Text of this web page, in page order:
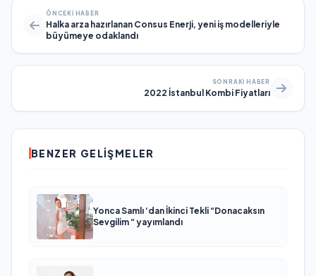
ÖNCEKI HABER
Halka arza hazırlanan Consus Enerji, yeni iş modelleriyle
büyümeye odaklandı
SONRAKI HABER
2022 İstanbul Kombi Fiyatları
BENZER GELIŞMELER
Yonca Samlı ‘dan İkinci Tekli “Donacaksın
Sevgilim “ yayımlandı